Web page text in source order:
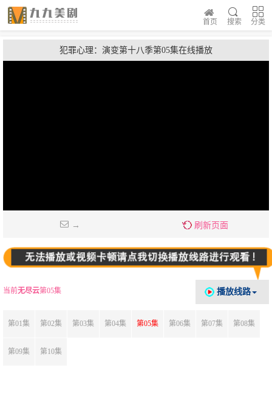
分类
搜索
首页
犯罪心理：演变第十八季第05集在线播放
→ 刷新页面
播放线路
当前无尽云第05集
第01集 第02集 第03集 第04集 第05集 第06集 第07集 第08集
第09集 第10集